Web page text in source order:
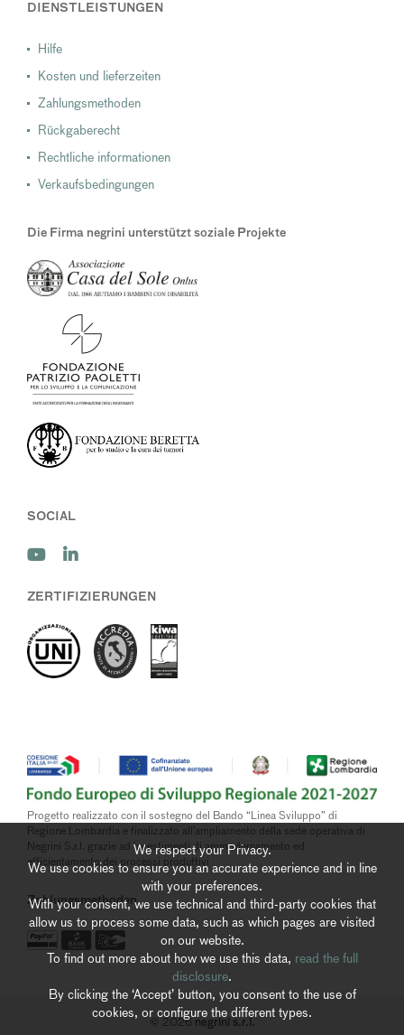
DIENSTLEISTUNGEN
Hilfe
Kosten und lieferzeiten
Zahlungsmethoden
Rückgaberecht
Rechtliche informationen
Verkaufsbedingungen
Die Firma negrini unterstützt soziale Projekte
SOCIAL
ZERTIFIZIERUNGEN
Progetto realizzato con il sostegno del Bando “Linea Sviluppo” di
Regione Lombardia e finalizzato all’ampliamento della sede operativa di
Negrini S.r.l. grazie ad investimenti di ammodernamento ed
efficientamento dei processi produttivi
Zahlungsmethoden
© 2026 negrini s.r.l.
We respect your Privacy.
We use cookies to ensure you an accurate experience and in line
with your preferences.
With your consent, we use technical and third-party cookies that
allow us to process some data, such as which pages are visited
on our website.
To find out more about how we use this data, read the full
disclosure.
By clicking the ‘Accept’ button, you consent to the use of
cookies, or configure the different types.